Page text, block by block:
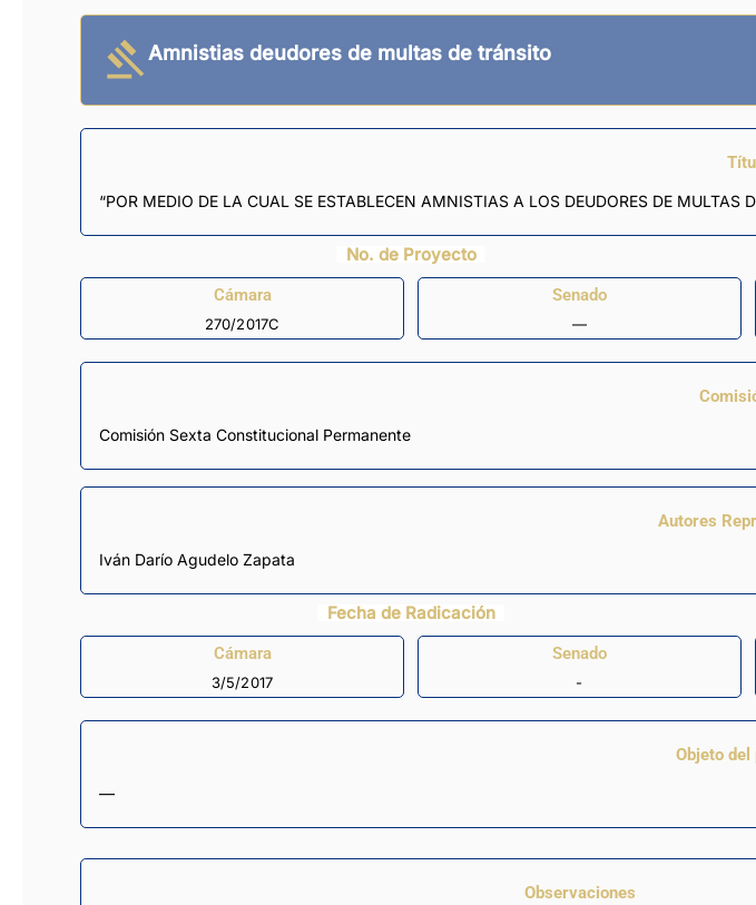
Amnistias deudores de multas de tránsito
“POR MEDIO DE LA CUAL SE ESTABLECEN AMNISTIAS A LOS DEUDORES DE MULTAS
No. de Proyecto
Cámara
270/2017C
Senado
—
Comisión Sexta Constitucional Permanente
Autores
Iván Darío Agudelo Zapata
Fecha de Radicación
Cámara
3/5/2017
Senado
-
Objeto
—
Observaciones